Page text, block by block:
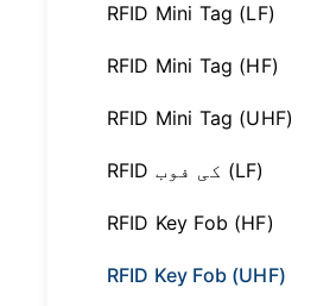
RFID Mini Tag (LF)
RFID Mini Tag (HF)
RFID Mini Tag (UHF)
RFID کی فوب (LF)
RFID Key Fob (HF)
RFID Key Fob (UHF)